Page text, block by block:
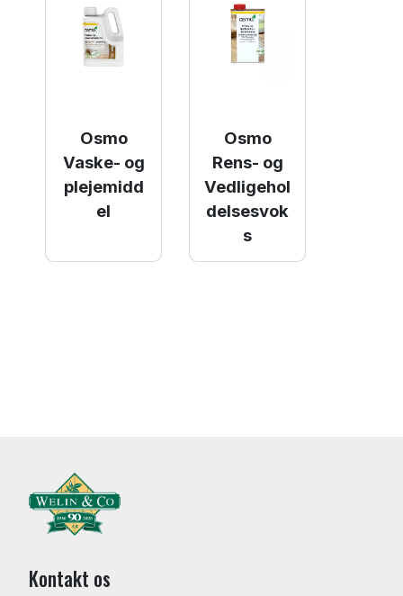
Osmo
Vaske- og
plejemidd
el
Osmo
Rens- og
Vedligehol
delsesvok
s
Kontakt os